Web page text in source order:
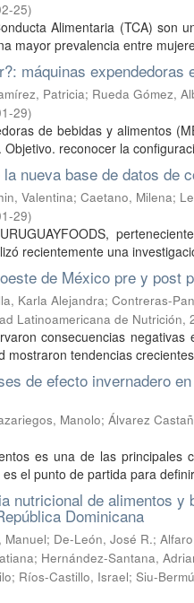
25)
Alimentaria (TCA) son
mayor prevalencia entre
máquinas
Patricia; Rueda Gómez,
29)
de bebidas y alimentos
reconocer la
nueva base de datos de
Valentina; Caetano, Milena;
29)
recientemente una
de México pre y post
Karla Alejandra; Contreras-
Latinoamericana de Nutrición,
consecuencias
mostraron tendencias
de efecto invernadero
Manolo; Álvarez
es una de las
el punto de partida para
nutricional de alimentos
Dominicana
Manuel; De-León, José R.;
; Hernández-Santana,
; Ríos-Castillo, Israel; Siu-